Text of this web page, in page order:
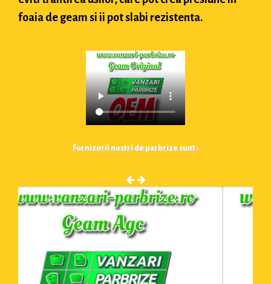
foaia de geam si ii pot slabi rezistenta.
Furnizorii nostri de parbrize sunt :